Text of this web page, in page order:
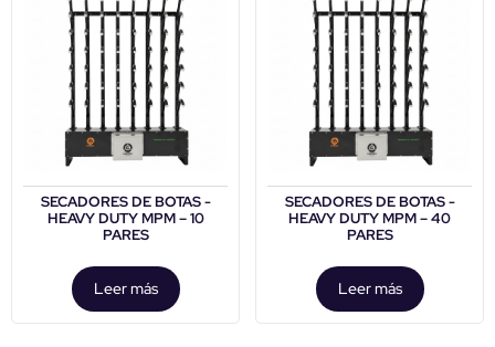
SECADORES DE BOTAS -
HEAVY DUTY MPM – 10
PARES
Leer más
SECADORES DE BOTAS -
HEAVY DUTY MPM – 40
PARES
Leer más